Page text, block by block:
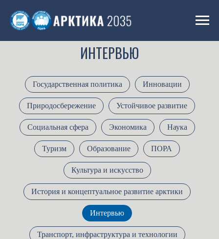
ИНТЕРВЬЮ
Государственная политика Инновации
Природосбережение Устойчивое развитие
Социальная сфера Экономика Наука
Туризм Образование ПОРА
Культура и искусство
История и концептуальное развитие арктики
Интервью
Транспорт, инфраструктура и технологии